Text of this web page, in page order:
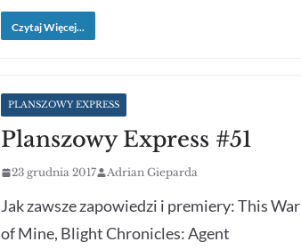
Czytaj Więcej...
PLANSZOWY EXPRESS
Planszowy Express #51
23 grudnia 2017 Adrian Gieparda
Jak zawsze zapowiedzi i premiery: This War
of Mine, Blight Chronicles: Agent